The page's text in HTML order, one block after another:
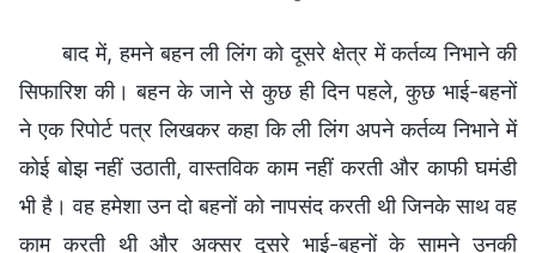
बाद में, हमने बहन ली लिंग को दूसरे क्षेत्र में कर्तव्य निभाने की
सिफारिश की। बहन के जाने से कुछ ही दिन पहले, कुछ भाई-बहनों
ने एक रिपोर्ट पत्र लिखकर कहा कि ली लिंग अपने कर्तव्य निभाने में
कोई बोझ नहीं उठाती, वास्तविक काम नहीं करती और काफी घमंडी
भी है। वह हमेशा उन दो बहनों को नापसंद करती थी जिनके साथ वह
काम करती थी और अक्सर दूसरे भाई-बहनों के सामने उनकी